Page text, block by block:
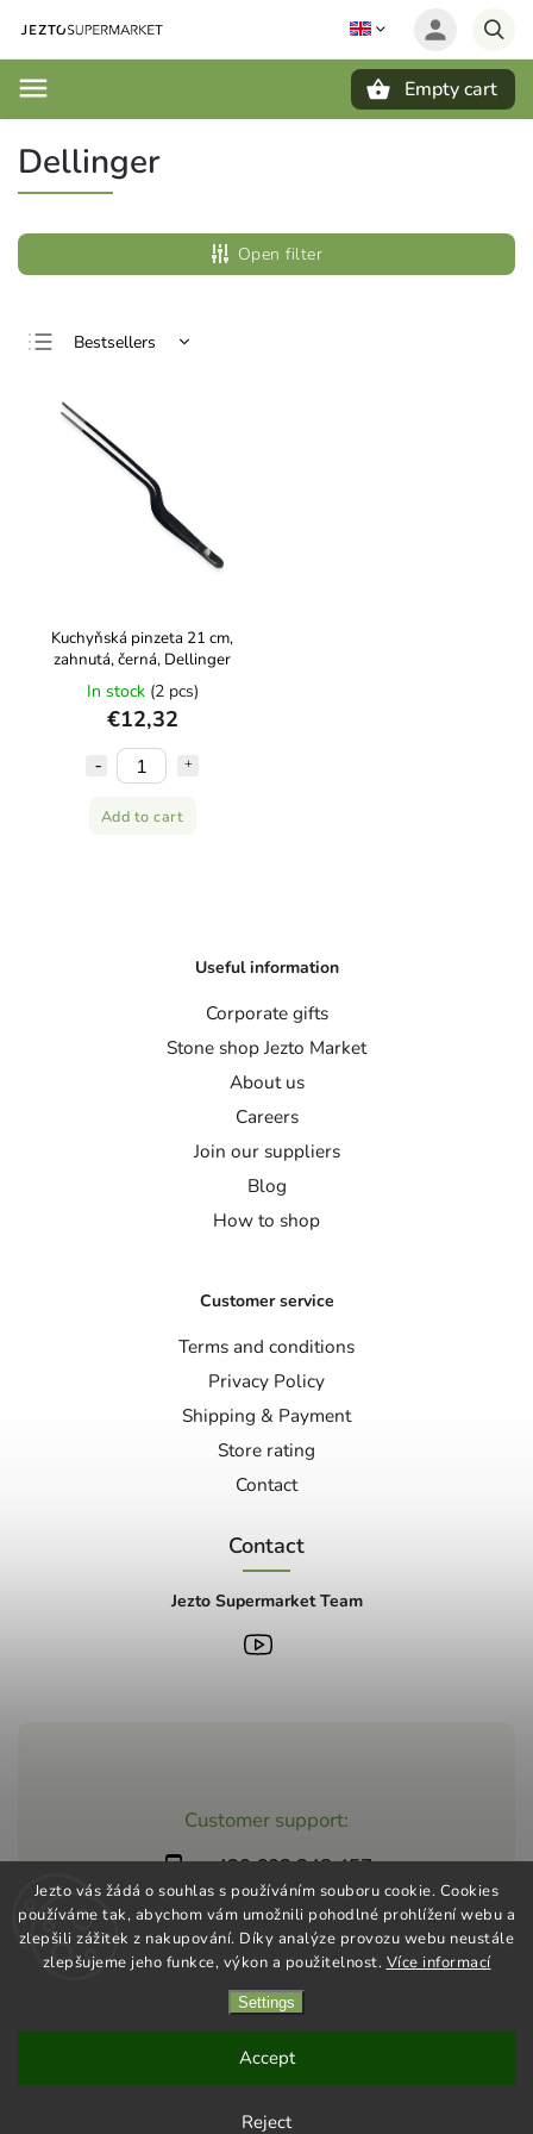
Jezto vás žádá o souhlas s používáním souboru cookie. Cookies
používáme tak, abychom vám umožnili pohodlné prohlížení webu a
zlepšili zážitek z nakupování. Díky analýze provozu webu neustále
zlepšujeme jeho funkce, výkon a použitelnost. Více informací
Settings
Reject
Accept
Empty cart
Dellinger
Open filter
Bestsellers
Most expensive
Alphabetically
Kuchyňská pinzeta 21 cm,
zahnutá, černá, Dellinger
In stock (2 pcs)
€12,32
Add to cart
Customer support:
+420 603 248 457
info@jeztomarket.cz
Useful information
Corporate gifts
Stone shop Jezto Market
About us
Careers
Join our suppliers
Blog
How to shop
Customer service
Terms and conditions
Privacy Policy
Shipping & Payment
Store rating
Contact
Contact
Jezto Supermarket Team
Shoptet | Design